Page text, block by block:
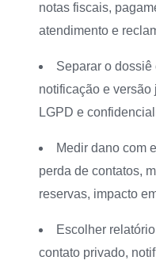
notas fiscais,
atendimento e
Separar o
notificação e
LGPD e
Medir dano com
perda de contatos,
reservas, impacto
Escolher
contato privado,